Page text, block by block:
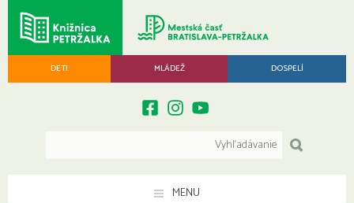
DETI MLÁDEŽ DOSPELÍ
MENU